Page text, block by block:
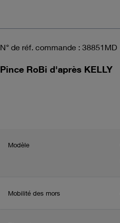
N° de réf. commande : 38851MD
Pince RoBi d'après KELLY
Modèle
Mobilité des mors